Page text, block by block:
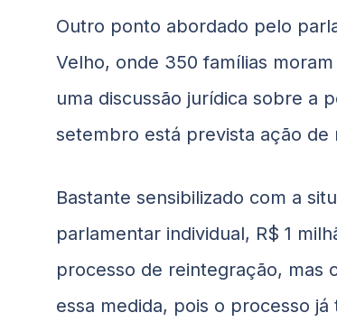
Outro ponto abordado pelo
Velho, onde 350 famílias
uma discussão jurídica sobre a
setembro está prevista ação de
Bastante sensibilizado com a
parlamentar individual, R$ 1
processo de reintegração, mas
essa medida, pois o processo